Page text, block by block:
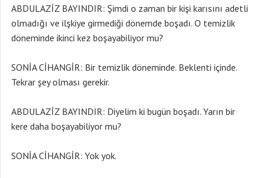
ABDULAZİZ BAYINDIR: Şimdi o zaman bir kişi karısını adetli
olmadığı ve ilşkiye girmediği dönemde boşadı. O temizlik
döneminde ikinci kez boşayabiliyor mu?
SONİA CİHANGİR: Bir temizlik döneminde. Beklenti içinde.
Tekrar şey olması gerekir.
ABDULAZİZ BAYINDIR: Diyelim ki bugün boşadı. Yarın bir
kere daha boşayabiliyor mu?
SONİA CİHANGİR: Yok yok.